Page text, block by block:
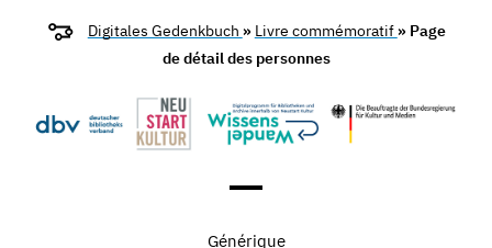
Digitales Gedenkbuch » Livre commémoratif » Page
de détail des personnes
Générique